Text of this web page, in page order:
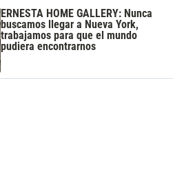
ERNESTA HOME GALLERY: Nunca
buscamos llegar a Nueva York,
trabajamos para que el mundo
pudiera encontrarnos